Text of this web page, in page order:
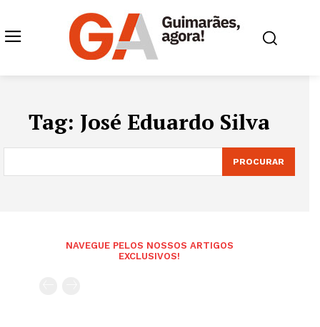
Tag: José Eduardo Silva
PROCURAR
NAVEGUE PELOS NOSSOS ARTIGOS
EXCLUSIVOS!